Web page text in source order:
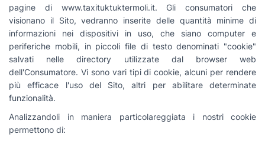
pagine di www.taxituktuktermoli.it. Gli consumatori che
visionano il Sito, vedranno inserite delle quantità minime di
informazioni nei dispositivi in uso, che siano computer e
periferiche mobili, in piccoli file di testo denominati "cookie"
salvati nelle directory utilizzate dal browser web
dell'Consumatore. Vi sono vari tipi di cookie, alcuni per rendere
più efficace l'uso del Sito, altri per abilitare determinate
funzionalità.
Analizzandoli in maniera particolareggiata i nostri cookie
permettono di: